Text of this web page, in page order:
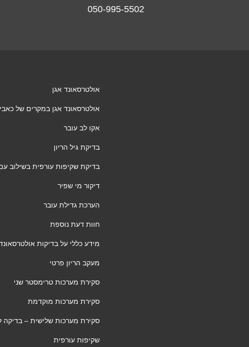
050-995-5502
אולטרסאונד אגן
אולטרסאונד אגן במקרים של כאבי
אקו לב עובר
בדיקת גיל הריון
בדיקת שקיפות עורפית בשילוב
דיקור מי שפיר
הערכת גדילת עובר
חוות דעת נוספת
מידע כללי על בדיקות אולטרסאונד
מעקב הריון פרטי
סקירת מערכות טרימסטר שני
סקירת מערכות מוקדמת
סקירת מערכות שלישית –
שקיפות עורפית